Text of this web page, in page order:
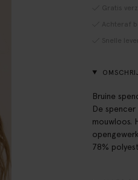
Gratis
Achteraf
Snelle
Bruine
De
mouwloos.
78%